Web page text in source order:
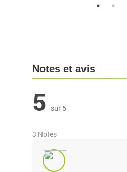
Notes et avis
5 sur 5
3 Notes